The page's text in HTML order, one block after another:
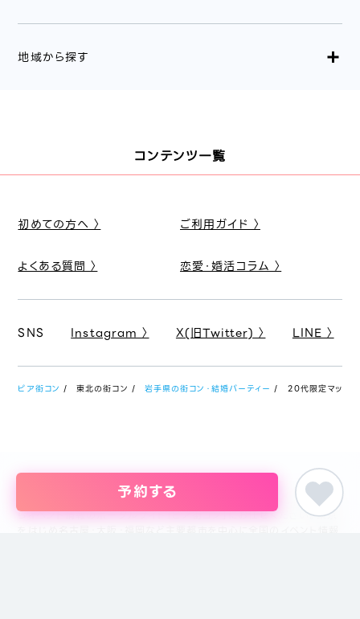
予約する
地域から探す
コンテンツ一覧
初めての方へ 〉 ご利用ガイド 〉
よくある質問 〉 恋愛・婚活コラム 〉
SNS Instagram 〉 X(旧Twitter) 〉 LINE 〉
ピア街コン 東北の街コン 岩手県の街コン・結婚パーティー 20代限定マッチ
婚活パーティー・恋活イベント・街コン・趣味コンまでイベントを探すな
らイベント情報のポータルサイト「ピア街コン」にお任せください。東京